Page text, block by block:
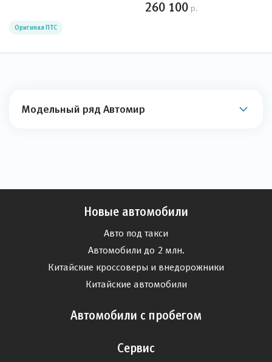
260 100 р.
Оригинал ПТС
Модельный ряд Автомир
Новые автомобили
Авто под такси
Автомобили до 2 млн.
Китайские кроссоверы и внедорожники
Китайские автомобили
Автомобили с пробегом
Сервис